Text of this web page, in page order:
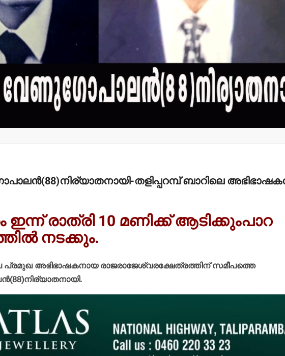
തളിപ്പറമ്പ് ബാറിലെ
രാത്രി 10 മണിക്ക് ആടിക്കുംപാറ
നടക്കും.
പ്രമുഖ അഭിഭാഷകനായ രാജരാജേശ്വരക്ഷേത്രത്തിന് സമീപത്തെ